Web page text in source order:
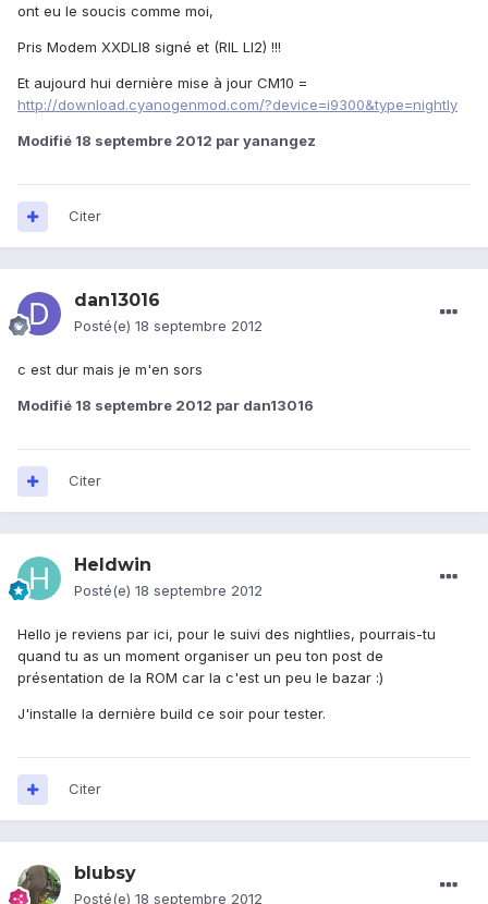
ont eu le soucis comme moi,
Pris Modem XXDLI8 signé et (RIL LI2) !!!
Et aujourd hui dernière mise à jour CM10 =
http://download.cyanogenmod.com/?device=i9300&type=nightly
Modifié 18 septembre 2012 par yanangez
Citer
dan13016
Posté(e) 18 septembre 2012
c est dur mais je m'en sors
Modifié 18 septembre 2012 par dan13016
Citer
Heldwin
Posté(e) 18 septembre 2012
Hello je reviens par ici, pour le suivi des nightlies, pourrais-tu
quand tu as un moment organiser un peu ton post de
présentation de la ROM car la c'est un peu le bazar :)
J'installe la dernière build ce soir pour tester.
Citer
blubsy
Posté(e) 18 septembre 2012